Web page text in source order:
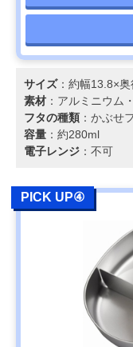
サイズ：約幅13.8×
素材 ：アルミニウム
フタの種類 ：かぶせ
容量 ：約280ml
電子レンジ ：不可
PICK UP④